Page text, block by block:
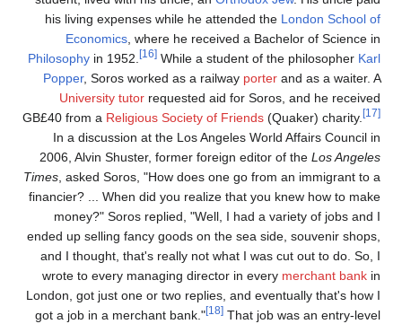
his living expenses while he attended the London School of
Economics, where he received a Bachelor of Science in
Philosophy in 1952. [16] While a student of the philosopher Karl
Popper, Soros worked as a railway porter and as a waiter. A
University tutor requested aid for Soros, and he received
GB£40 from a Religious Society of Friends (Quaker) charity. [17]
In a discussion at the Los Angeles World Affairs Council in
2006, Alvin Shuster, former foreign editor of the Los Angeles
Times, asked Soros, "How does one go from an immigrant to a
financier? ... When did you realize that you knew how to make
money?" Soros replied, "Well, I had a variety of jobs and I
ended up selling fancy goods on the sea side, souvenir shops,
and I thought, that's really not what I was cut out to do. So, I
wrote to every managing director in every merchant bank in
London, got just one or two replies, and eventually that's how I
got a job in a merchant bank."
[18] That job was an entry-level